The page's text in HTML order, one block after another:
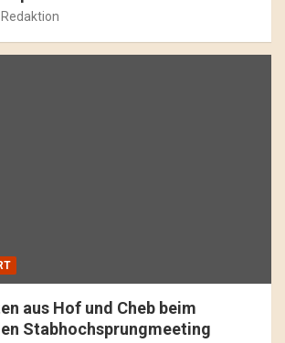
Redaktion
aus Hof und Cheb beim
Stabhochsprungmeeting